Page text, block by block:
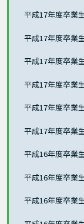
平成17年度卒
平成17年度卒
平成17年度卒
平成17年度卒
平成17年度卒
平成17年度卒
平成16年度卒
平成16年度卒
平成16年度卒